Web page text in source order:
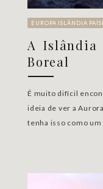
EUROPA ISLÂNDIA
A Islândia
Boreal
É muito difícil
ideia de ver a
tenha isso como